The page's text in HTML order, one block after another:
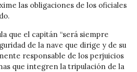
las obligaciones de los oficiales
que el capitán “será siempre
de la nave que dirige y de su
responsable de los perjuicios
que integren la tripulación de la